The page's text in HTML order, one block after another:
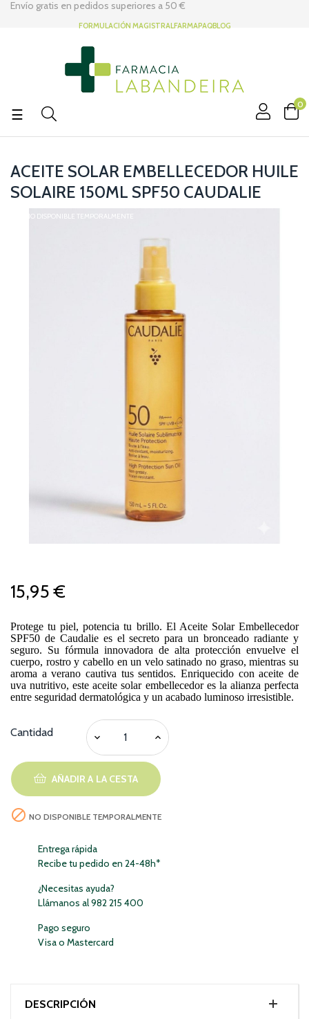
Envío gratis en pedidos superiores a 50 €
FORMULACIÓN MAGISTRALFARMAPAQBLOG
0
Navegación
palanca
☰
ACEITE SOLAR EMBELLECEDOR HUILE
SOLAIRE 150ML SPF50 CAUDALIE
NO DISPONIBLE TEMPORALMENTE
15,95 €
Protege tu piel, potencia tu brillo. El Aceite Solar Embellecedor
SPF50 de Caudalie es el secreto para un bronceado radiante y
seguro. Su fórmula innovadora de alta protección envuelve el
cuerpo, rostro y cabello en un velo satinado no graso, mientras su
aroma a verano cautiva tus sentidos. Enriquecido con aceite de
uva nutritivo, este aceite solar embellecedor es la alianza perfecta
entre seguridad dermatológica y un acabado luminoso irresistible.
Cantidad
AÑADIR A LA CESTA
 NO DISPONIBLE TEMPORALMENTE
Entrega rápida
Recibe tu pedido en 24-48h*
¿Necesitas ayuda?
Llámanos al 982 215 400
Pago seguro
Visa o Mastercard
DESCRIPCIÓN